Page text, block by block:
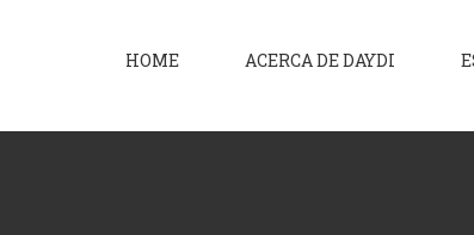
HOME ACERCA DE DAYDI